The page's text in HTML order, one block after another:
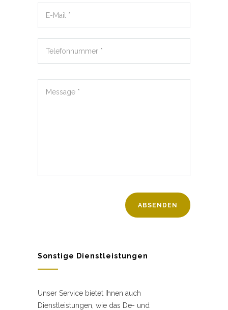
Sonstige Dienstleistungen
Unser Service bietet Ihnen auch
Dienstleistungen, wie das De- und